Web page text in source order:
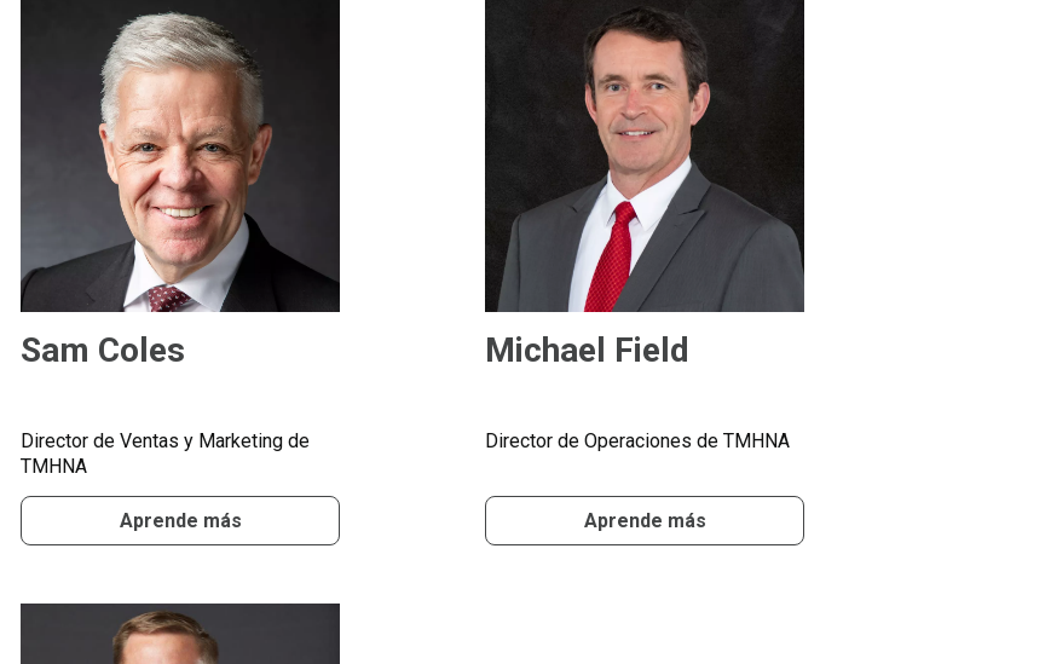
Sam Coles
Director de Ventas y Marketing de
TMHNA
Aprende más
Michael Field
Director de Operaciones de TMHNA
Aprende más